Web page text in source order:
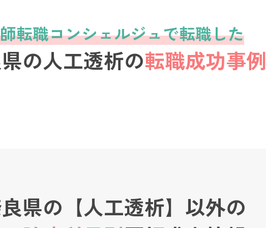
転職コンシェルジュで転職した
の人工透析の転職成功事例
県の【人工透析】以外の